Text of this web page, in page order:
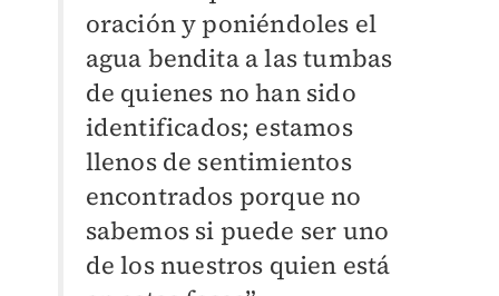
oración y poniéndoles el
agua bendita a las tumbas
de quienes no han sido
identificados; estamos
llenos de sentimientos
encontrados porque no
sabemos si puede ser uno
de los nuestros quien está